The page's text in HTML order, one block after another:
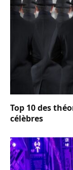
Top 10 des
célèbres